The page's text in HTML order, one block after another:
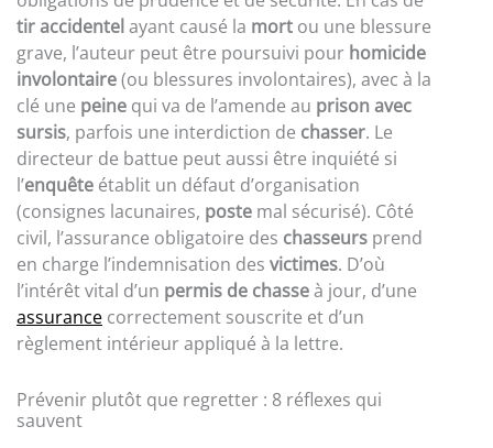
tir accidentel ayant causé la mort ou une blessure
grave, l’auteur peut être poursuivi pour homicide
involontaire(ou blessures involontaires), avec à la
clé une peine qui va de l’amende au prison avec
sursis, parfois une interdiction de chasser. Le
directeur de battue peut aussi être inquiété si
l’enquête établit un défaut d’organisation
(consignes lacunaires, poste mal sécurisé). Côté
civil, l’assurance obligatoire des chasseurs prend
en charge l’indemnisation des victimes. D’où
l’intérêt vital d’un permis de chasseà jour, d’une
assurance correctement souscrite et d’un
règlement intérieur appliqué à la lettre.
Prévenir plutôt que regretter : 8 réflexes qui
sauvent